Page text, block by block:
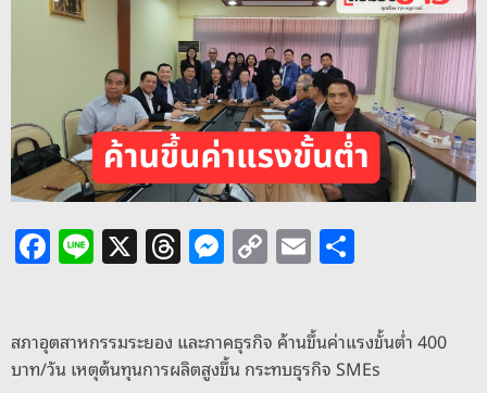
F
a
e
Li
n
X T
h
a
M
e
e
C
o
y
E
m
ai
l
ar
e
สภาอุตสาหกรรมระยอง และภาคธุรกิจ ค้านขึ้นค่าแรงขั้นต่ำ 400
บาท/วัน เหตุต้นทุนการผลิตสูงขึ้น กระทบธุรกิจ SMEs